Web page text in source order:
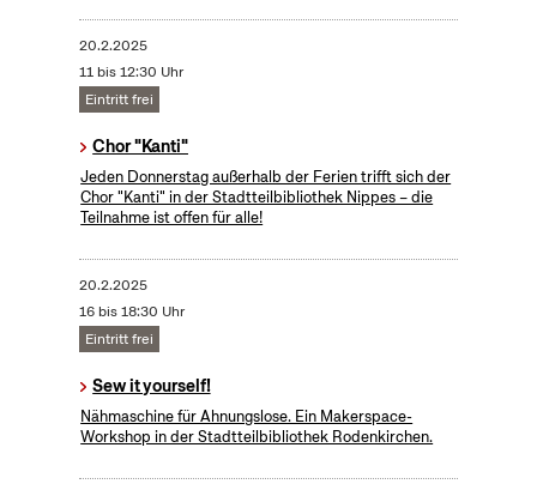
20.2.2025
11 bis 12:30 Uhr
Eintritt frei
Chor "Kanti"
Jeden Donnerstag außerhalb der Ferien trifft sich der
Chor "Kanti" in der Stadtteilbibliothek Nippes – die
Teilnahme ist offen für alle!
20.2.2025
16 bis 18:30 Uhr
Eintritt frei
Sew it yourself!
Nähmaschine für Ahnungslose. Ein Makerspace-
Workshop in der Stadtteilbibliothek Rodenkirchen.